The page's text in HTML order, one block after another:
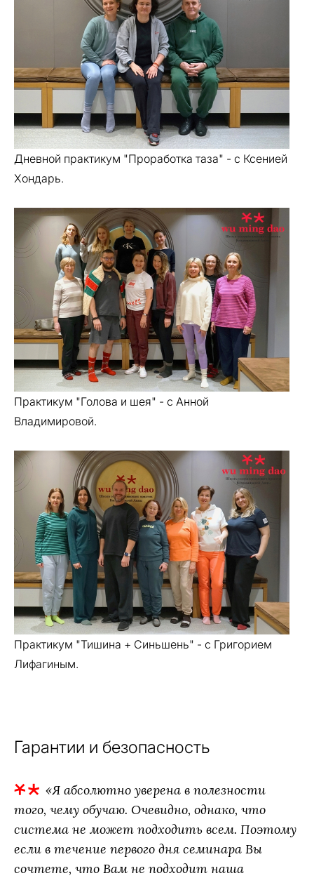
Дневной практикум "Проработка таза" - с Ксенией
Хондарь.
Практикум "Голова и шея" - с Анной
Владимировой.
Практикум "Тишина + Синьшень" - с Григорием
Лифагиным.
Гарантии и безопасность
«Я абсолютно уверена в полезности
того, чему обучаю. Очевидно, однако, что
система не может подходить всем. Поэтому
если в течение первого дня семинара Вы
сочтете, что Вам не подходит наша